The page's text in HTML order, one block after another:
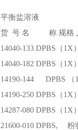
平衡盐溶液
货 号 名 称 规格
14040-133 DPBS（1X
14040-182 DPBS（1X
14190-144
DPBS
14190-250 DPBS（1X
14287-080 DPBS（1X
21600-010 DPBS, 粉